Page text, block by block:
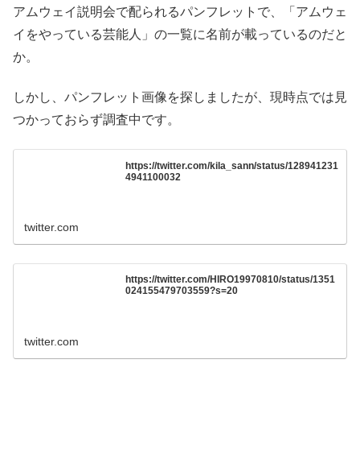
アムウェイ説明会で配られるパンフレットで、「アムウェ
イをやっている芸能人」の一覧に名前が載っているのだと
か。
しかし、パンフレット画像を探しましたが、現時点では見
つかっておらず調査中です。
https://twitter.com/kila_sann/status/128941231
4941100032
twitter.com
https://twitter.com/HIRO19970810/status/1351
024155479703559?s=20
twitter.com